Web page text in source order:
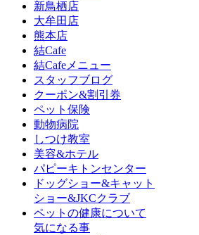
新鳥栖店
大牟田店
熊本店
結Cafe
結Cafeメニュー
スタッフブログ
クーポン&割引券
ペット保険
動物病院
しつけ教室
美容&ホテル
パピーキトンセンター
ドッグショー&キャット
ショー&JKCクラブ
ペットの健康について
気になる事